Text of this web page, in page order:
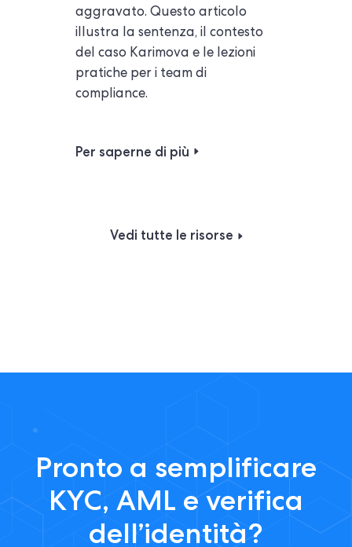
aggravato. Questo articolo
illustra la sentenza, il contesto
del caso Karimova e le lezioni
pratiche per i team di
compliance.
Per saperne di più
Vedi tutte le risorse
Pronto a semplificare
KYC, AML e verifica
dell’identità?